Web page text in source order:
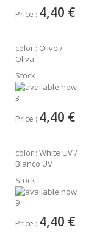
Price : 4,40 €
color : Olive /
Oliva
Stock :
3
Price : 4,40 €
color : White UV /
Blanco UV
Stock :
9
Price : 4,40 €